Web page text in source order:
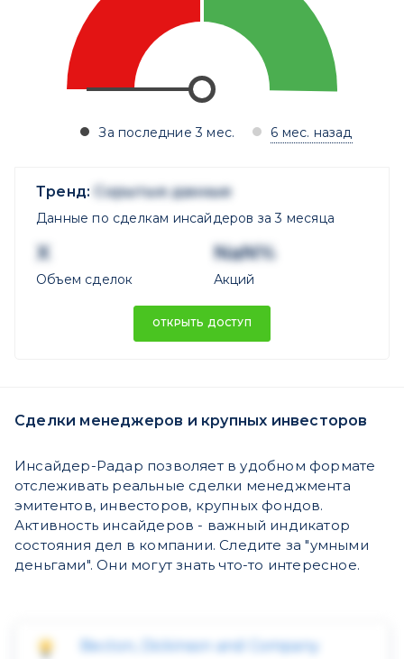
За последние 3 мес. 6 мес. назад
Тренд: Скрытые данные
Данные по сделкам инсайдеров за 3 месяца
X
Объем сделок
NaN%
Акций
ОТКРЫТЬ ДОСТУП
Сделки менеджеров и крупных инвесторов
Инсайдер-Радар позволяет в удобном формате
отслеживать реальные сделки менеджмента
эмитентов, инвесторов, крупных фондов.
Активность инсайдеров - важный индикатор
состояния дел в компании. Следите за "умными
деньгами". Они могут знать что-то интересное.
Becton, Dickinson and Company